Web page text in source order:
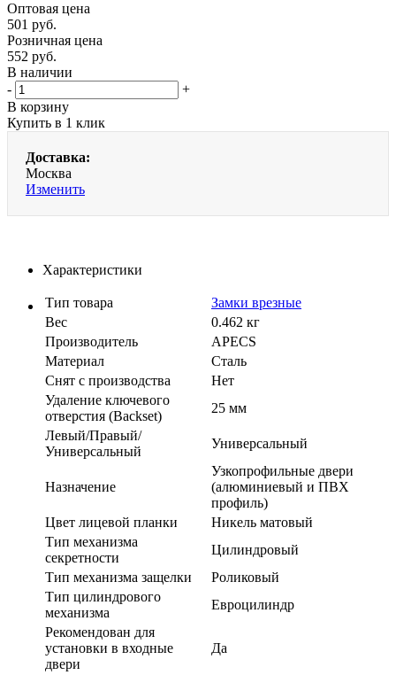
Оптовая цена
501 руб.
Розничная цена
552 руб.
В наличии
-
+
В корзину
Купить в 1 клик
Доставка:
Москва
Изменить
Характеристики
Тип товара
Замки врезные
Вес
0.462 кг
Производитель
APECS
Материал
Сталь
Cнят с производства
Нет
Удаление ключевого
отверстия (Backset)
25 мм
Левый/Правый/
Универсальный
Универсальный
Назначение
Узкопрофильные двери
(алюминиевый и ПВХ
профиль)
Цвет лицевой планки
Никель матовый
Тип механизма
секретности
Цилиндровый
Тип механизма защелки
Роликовый
Тип цилиндрового
механизма
Евроцилиндр
Рекомендован для
установки в входные
двери
Да